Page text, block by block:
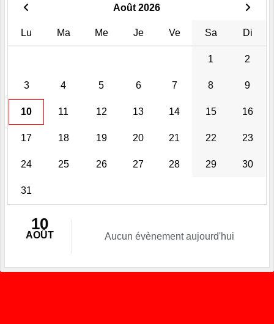
Août 2026
Lu Ma Me Je Ve Sa Di
1 2
3 4 5 6 7 8 9
10 11 12 13 14 15 16
17 18 19 20 21 22 23
24 25 26 27 28 29 30
31
10
AOÛT Aucun évènement aujourd'hui